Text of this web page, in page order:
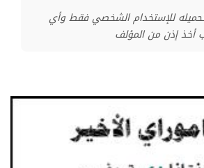
تحميله للإستخدام الشخصي فقط وأي
أخذ إذن من المؤلف